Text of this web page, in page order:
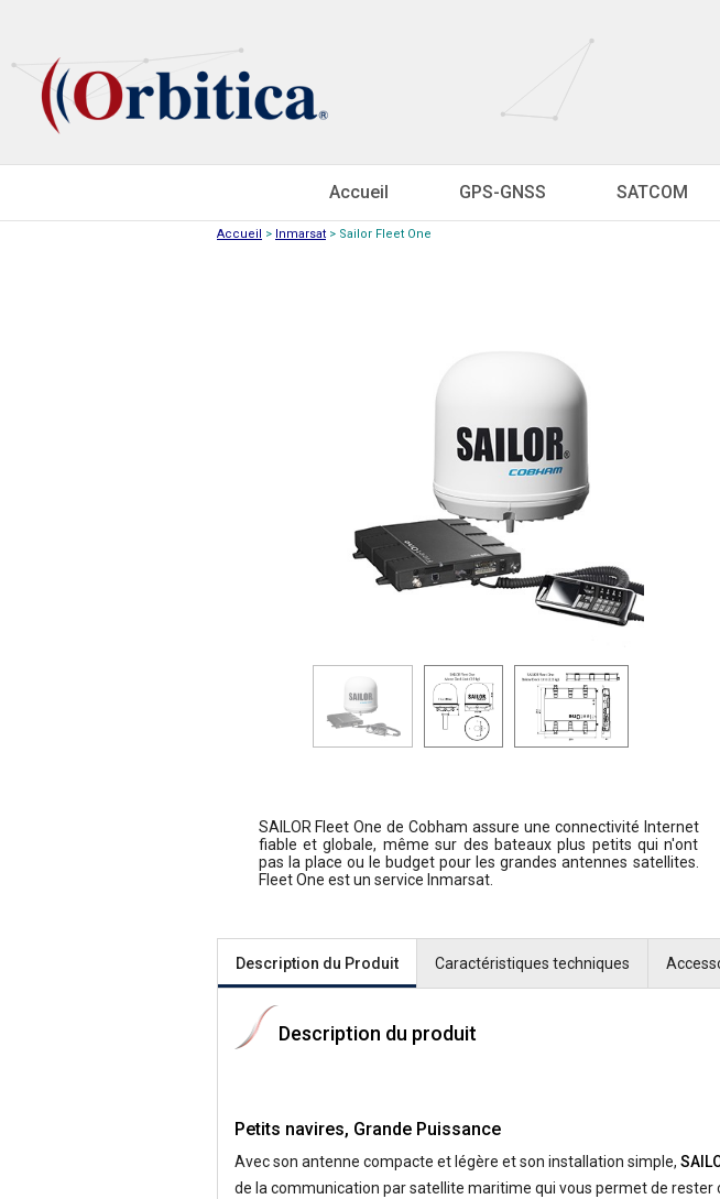
Accueil GPS-GNSS SATCOM
Accueil > Inmarsat > Sailor Fleet One
SAILOR Fleet One de Cobham assure une connectivité Internet
fiable et globale, même sur des bateaux plus petits qui n'ont
pas la place ou le budget pour les grandes antennes satellites.
Fleet One est un service Inmarsat.
Description du Produit Caractéristiques techniques
Description du produit
Petits navires, Grande Puissance
Avec son antenne compacte et légère et son installation simple,
de la communication par satellite maritime qui vous permet de